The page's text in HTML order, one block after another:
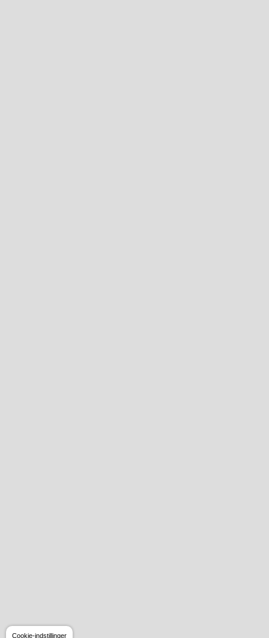
Cookie-indstillinger